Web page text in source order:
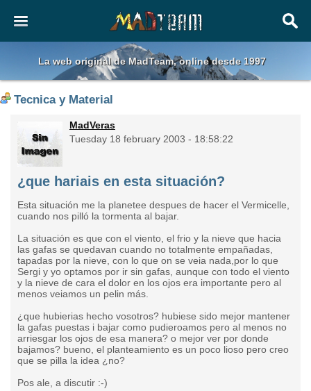
La web original de MadTeam, online desde 1997
Tecnica y Material
MadVeras
Tuesday 18 february 2003 - 18:58:22
¿que hariais en esta situación?
Esta situación me la planetee despues de hacer el Vermicelle,
cuando nos pilló la tormenta al bajar.
La situación es que con el viento, el frio y la nieve que hacia
las gafas se quedavan cuando no totalmente empañadas,
tapadas por la nieve, con lo que on se veia nada,por lo que
Sergi y yo optamos por ir sin gafas, aunque con todo el viento
y la nieve de cara el dolor en los ojos era importante pero al
menos veiamos un pelin más.
¿que hubierias hecho vosotros? hubiese sido mejor mantener
la gafas puestas i bajar como pudieroamos pero al menos no
arriesgar los ojos de esa manera? o mejor ver por donde
bajamos? bueno, el planteamiento es un poco lioso pero creo
que se pilla la idea ¿no?
Pos ale, a discutir :-)